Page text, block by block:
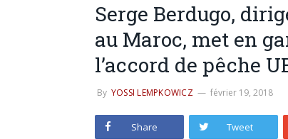
Serge Berdugo,
au Maroc, met en
l’accord de pêche
By YOSSI LEMPKOWICZ février 19, 2018
Share Tweet